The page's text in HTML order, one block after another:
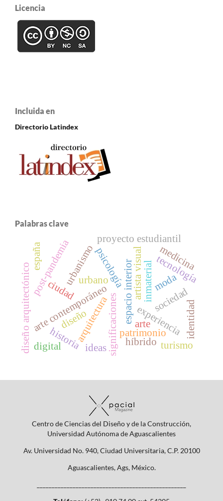
Licencia
Incluida en
Directorio Latindex
Palabras clave
inmaterial
espacio interior
significaciones
psicología
arte contemporáneo experiencia
urbanismo
arquitectura
ciudad urbano
diseño
moda
artista visual
arte
post-pandemia
historia
tecnología
diseño arquitectónico
proyecto estudiantil
medicina
patrimonio
ideas
sociedadidentidad
españa
digital híbrido turismo
Centro de Ciencias del Diseño y de la Construcción,
Universidad Autónoma de Aguascalientes
Av. Universidad No. 940, Ciudad Universitaria, C.P. 20100
Aguascalientes, Ags, México.